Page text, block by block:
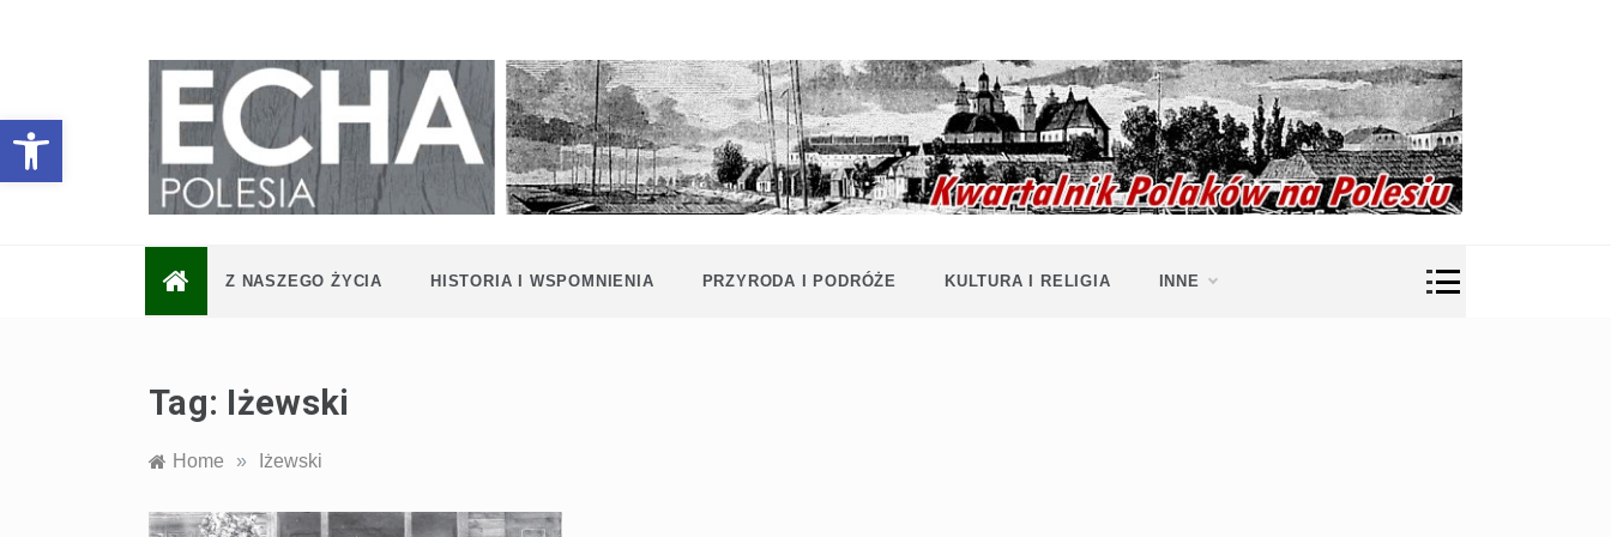
Otwórz pasek narzędzi
Echa
Polesia
współczesność
Polaków na
Polesiu.
Przyroda,
zabytki, kultura
i wspomnienia
z Polesia.
Z NASZEGO ŻYCIA HISTORIA I WSPOMNIENIA PRZYRODA I PODRÓŻE KULTURA I RELIGIA INNE
Tag: Iżewski
Home » Iżewski